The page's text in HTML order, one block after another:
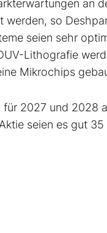
an
so
seien sehr
Lithografie
Mikrochips
2027 und 2028
seien es gut